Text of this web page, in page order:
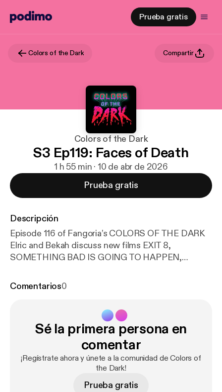
Prueba gratis
Colors of the Dark Compartir
Colors of the Dark
S3 Ep119: Faces of Death
1 h 55 min · 10 de abr de 2026
Prueba gratis
Descripción
Episode 116 of Fangoria’s COLORS OF THE DARK
Elric and Bekah discuss new films EXIT 8,
SOMETHING BAD IS GOING TO HAPPEN,
HELP, 1000 WOMEN OF HORROR & DOLLY. The
video nasty FACES OF DEATH.
Comentarios0
Sé la primera persona en
comentar
¡Regístrate ahora y únete a la comunidad de Colors of
the Dark!
Prueba gratis